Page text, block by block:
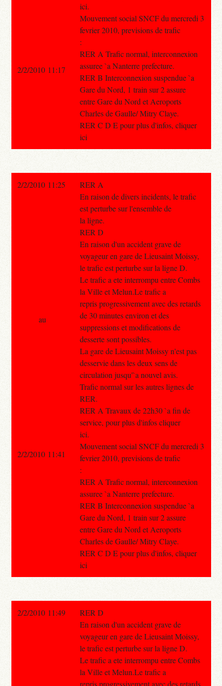
ici.
Mouvement social SNCF du mercredi 3
fevrier 2010, previsions de trafic
:
RER A Trafic normal, interconnexion
assuree `a Nanterre prefecture.
RER B Interconnexion suspendue `a
Gare du Nord, 1 train sur 2 assure
entre Gare du Nord et Aeroports
Charles de Gaulle/ Mitry Claye.
RER C D E pour plus d'infos, cliquer
ici
2/2/2010 11:17
2/2/2010 11:25
RER A
En raison de divers incidents, le trafic
est perturbe sur l'ensemble de
la ligne.
RER D
En raison d'un accident grave de
voyageur en gare de Lieusaint Moissy,
le trafic est perturbe sur la ligne D.
Le trafic a ete interrompu entre Combs
la Ville et Melun.Le trafic a
repris progressivement avec des retards
de 30 minutes environ et des
suppressions et modifications de
desserte sont possibles.
La gare de Lieusaint Moissy n'est pas
desservie dans les deux sens de
circulation jusqu'`a nouvel avis.
Trafic normal sur les autres lignes de
RER.
RER A Travaux de 22h30 `a fin de
service, pour plus d'infos cliquer
ici.
Mouvement social SNCF du mercredi 3
fevrier 2010, previsions de trafic
:
RER A Trafic normal, interconnexion
assuree `a Nanterre prefecture.
RER B Interconnexion suspendue `a
Gare du Nord, 1 train sur 2 assure
entre Gare du Nord et Aeroports
Charles de Gaulle/ Mitry Claye.
RER C D E pour plus d'infos, cliquer
ici
au
2/2/2010 11:41
2/2/2010 11:49
RER D
En raison d'un accident grave de
voyageur en gare de Lieusaint Moissy,
le trafic est perturbe sur la ligne D.
Le trafic a ete interrompu entre Combs
la Ville et Melun.Le trafic a
repris progressivement avec des retards